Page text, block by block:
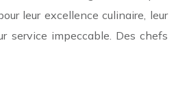
leur excellence culinaire, leur
service impeccable. Des chefs